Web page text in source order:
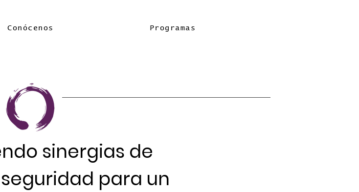
Conócenos Programas
sinergias de
para un